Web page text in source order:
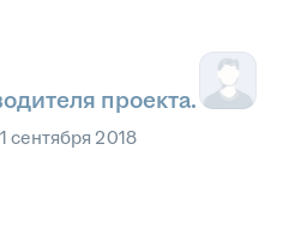
проекта.
сентября 2018